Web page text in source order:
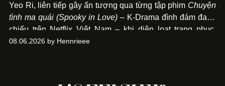
Yeo Ri, liên tiếp gây ấn tượng qua từng tập phim Chuyện
tình ma quái (Spooky in Love) – K-Drama đình đám đang
chiếu trên Netflix Việt Nam – khi diện loạt trang phục,
đồng hồ & trang sức xa xỉ tương xứng với địa vị trên màn
08.06.2026 by Hennrieee